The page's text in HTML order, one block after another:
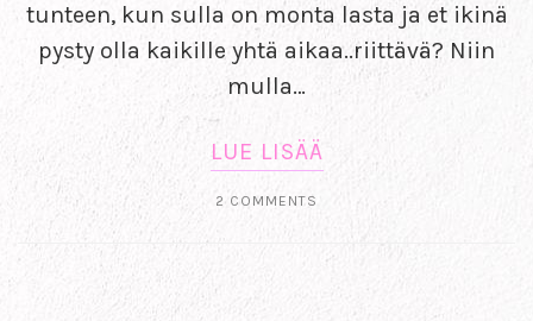
tunteen, kun sulla on monta lasta ja et ikinä
pysty olla kaikille yhtä aikaa..riittävä? Niin
mulla…
LUE LISÄÄ
2 COMMENTS